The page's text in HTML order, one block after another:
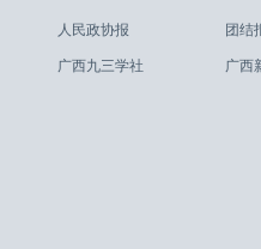
人民政协报 团结
广西九三学社 广西